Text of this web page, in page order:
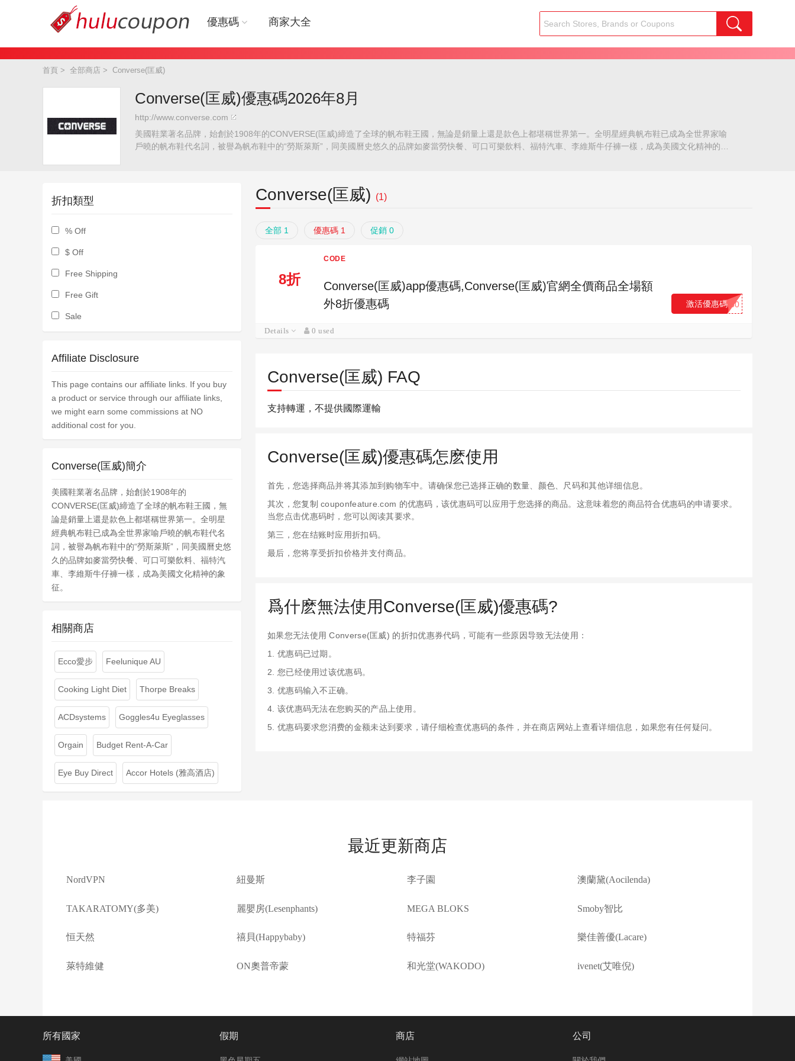
優惠碼 商家大全
首頁 > 全部商店 > Converse(匡威)
Converse(匡威)優惠碼2026年8月
http://www.converse.com
美國鞋業著名品牌，始創於1908年的CONVERSE(匡威)締造了全球的帆布鞋王國，無論是銷量上還是款色上都堪稱世界第一。全明星經典帆布鞋已成為全世界家喻
戶曉的帆布鞋代名詞，被譽為帆布鞋中的“勞斯萊斯”，同美國曆史悠久的品牌如麥當勞快餐、可口可樂飲料、福特汽車、李維斯牛仔褲一樣，成為美國文化精神的象
Converse(匡威) (1)
全部 1 優惠碼 1 促銷 0
8折
CODE
Converse(匡威)app優惠碼,Converse(匡威)官網全價商品全場額
外8折優惠碼
...50
激活優惠碼
Details 0 used
Converse(匡威) FAQ
支持轉運，不提供國際運輸
Converse(匡威)優惠碼怎麽使用
首先，您选择商品并将其添加到购物车中。请确保您已选择正确的数量、颜色、尺码和其他详细信息。
其次，您复制 couponfeature.com 的优惠码，该优惠码可以应用于您选择的商品。这意味着您的商品符合优惠码的申请要求。
当您点击优惠码时，您可以阅读其要求。
第三，您在结账时应用折扣码。
最后，您将享受折扣价格并支付商品。
爲什麽無法使用Converse(匡威)優惠碼?
如果您无法使用 Converse(匡威) 的折扣优惠券代码，可能有一些原因导致无法使用：
1. 优惠码已过期。
2. 您已经使用过该优惠码。
3. 优惠码输入不正确。
4. 该优惠码无法在您购买的产品上使用。
5. 优惠码要求您消费的金额未达到要求，请仔细检查优惠码的条件，并在商店网站上查看详细信息，如果您有任何疑问。
折扣類型
% Off
$ Off
Free Shipping
Free Gift
Sale
Affiliate Disclosure
This page contains our affiliate links. If you buy
a product or service through our affiliate links,
we might earn some commissions at NO
additional cost for you.
Converse(匡威)簡介
美國鞋業著名品牌，始創於1908年的
CONVERSE(匡威)締造了全球的帆布鞋王國，無
論是銷量上還是款色上都堪稱世界第一。全明星
經典帆布鞋已成為全世界家喻戶曉的帆布鞋代名
詞，被譽為帆布鞋中的“勞斯萊斯”，同美國曆史悠
久的品牌如麥當勞快餐、可口可樂飲料、福特汽
車、李維斯牛仔褲一樣，成為美國文化精神的象
征。
相關商店
Ecco愛步 Feelunique AU
Cooking Light Diet Thorpe Breaks
ACDsystems Goggles4u Eyeglasses
Orgain Budget Rent-A-Car
Eye Buy Direct Accor Hotels (雅高酒店)
最近更新商店
NordVPN 紐曼斯 李子園 澳蘭黛(Aocilenda)
TAKARATOMY(多美) 麗嬰房(Lesenphants) MEGA BLOKS Smoby智比
恒天然 禧貝(Happybaby) 特福芬 樂佳善優(Lacare)
萊特維健 ON奧普帝蒙 和光堂(WAKODO) ivenet(艾唯倪)
所有國家 假期 商店 公司